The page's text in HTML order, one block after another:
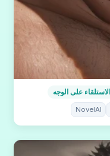
الاستلقاء على الوجه
NovelAI